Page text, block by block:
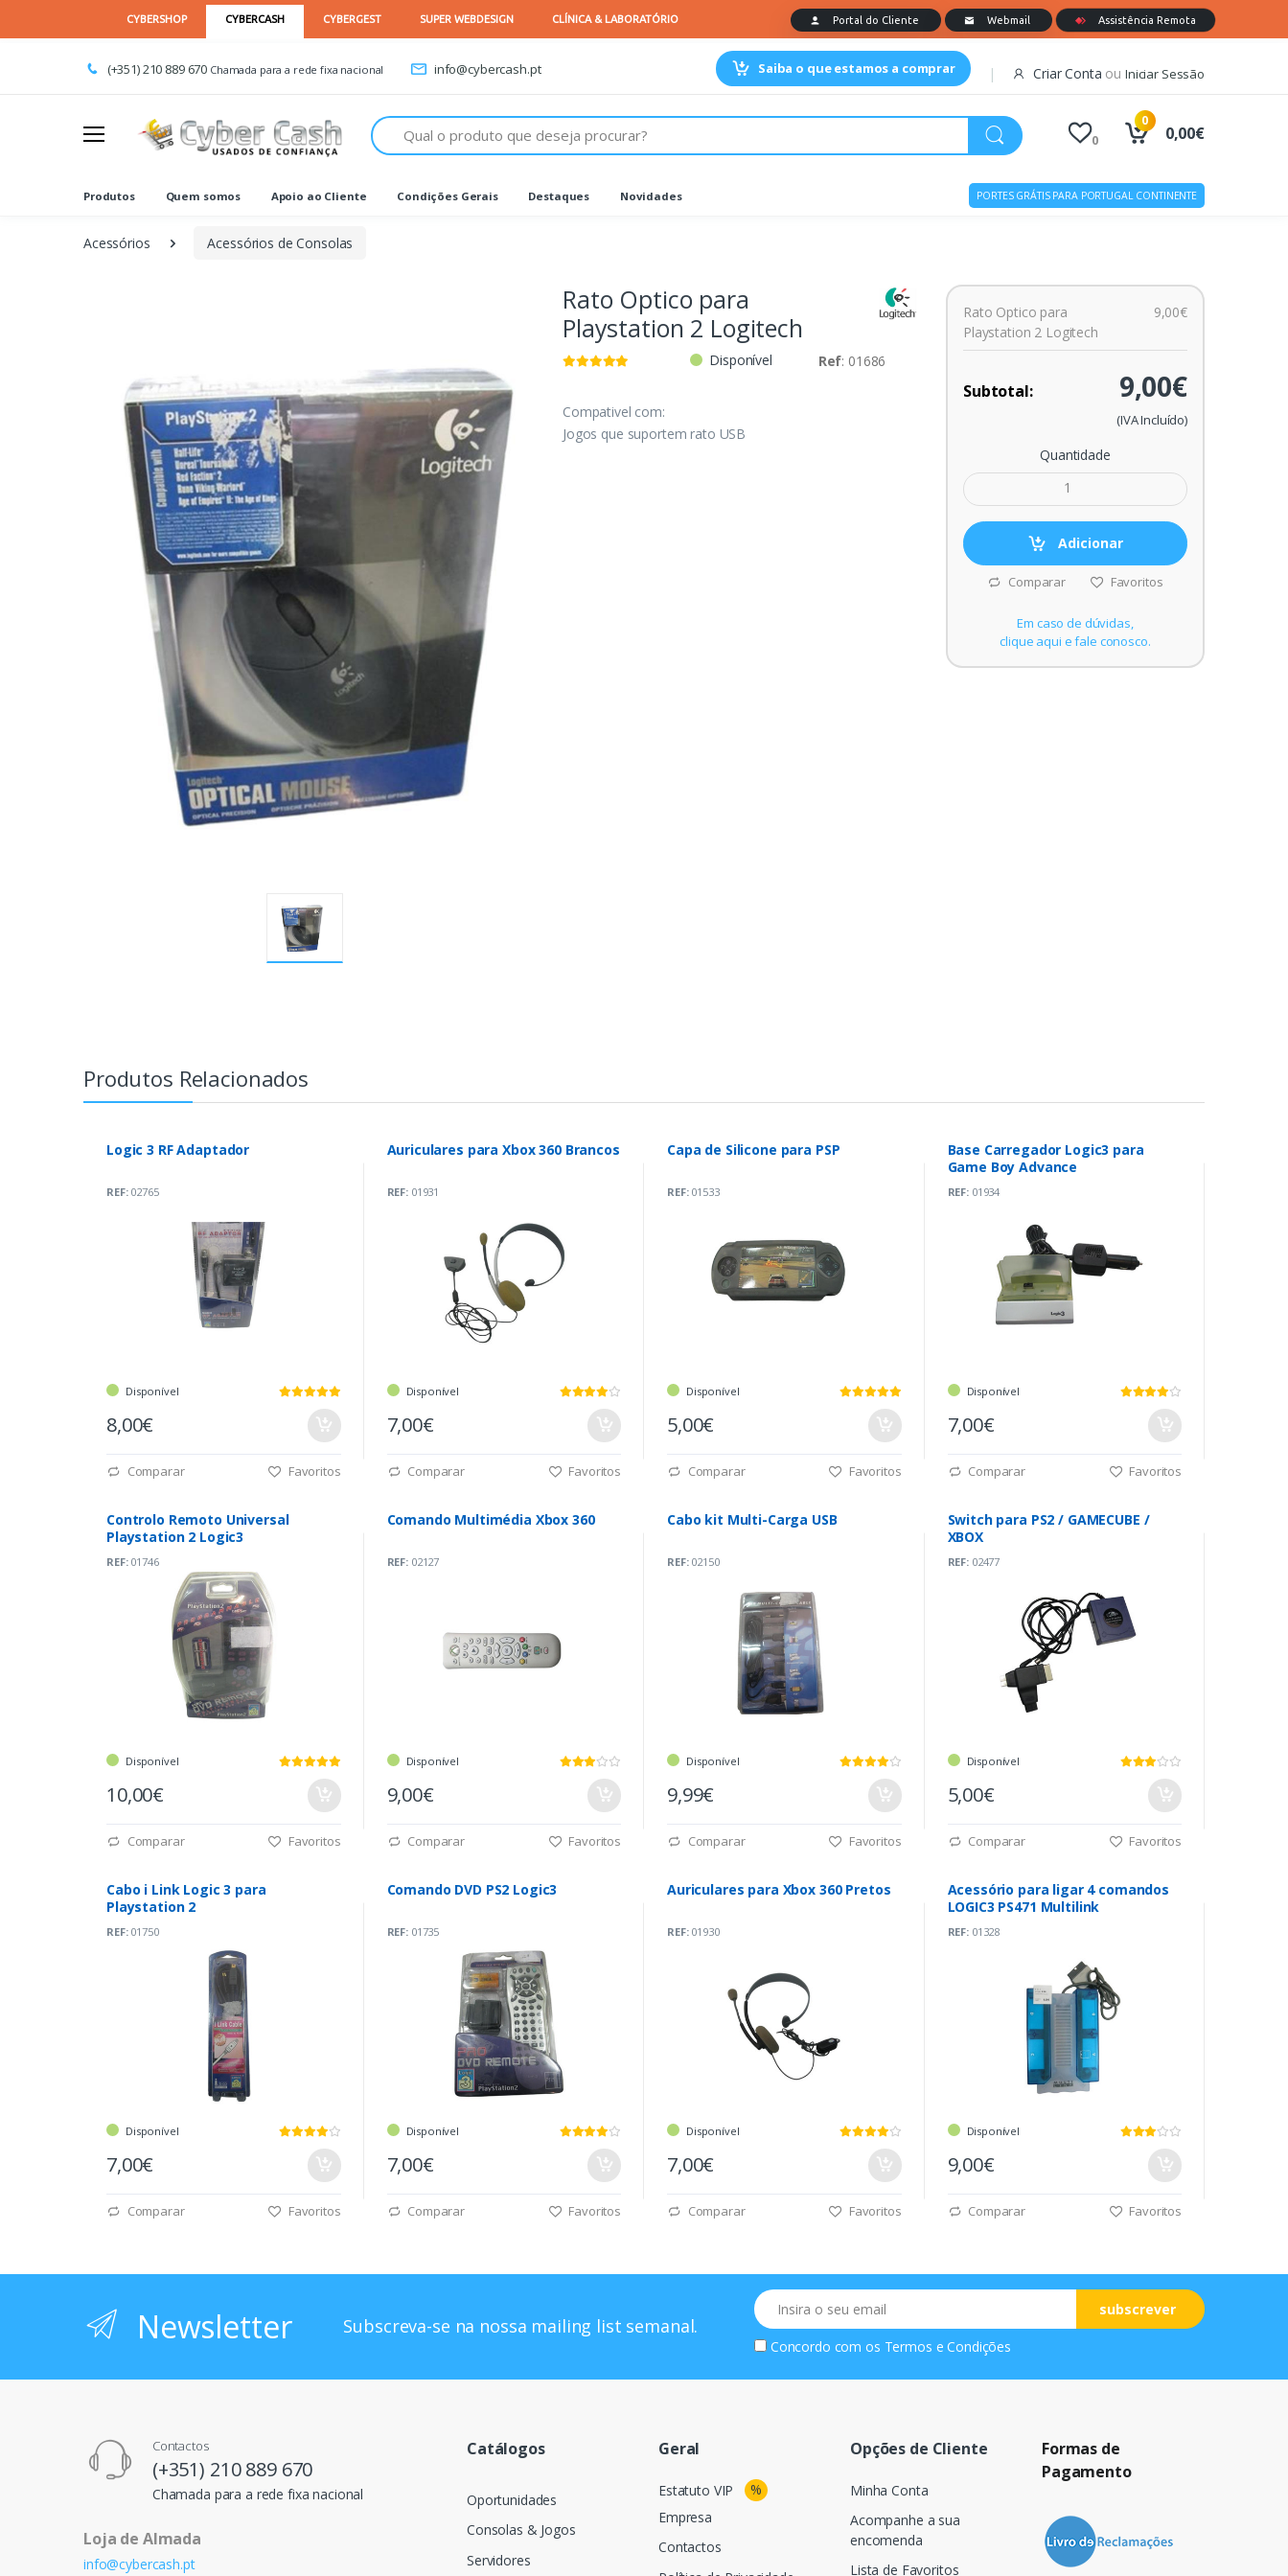
(+351) 210 889 670 Chamada para a rede fixa nacional info@cybercash.pt Saiba o que estamos a comprar Criar Conta ouIniciar Sessão
Procurar
0
0
0,00€
Produtos Quem somos Apoio ao Cliente Condições Gerais Destaques Novidades PORTES GRÁTIS PARA PORTUGAL CONTINENTE
Acessórios Acessórios de Consolas
Rato Optico para
Playstation 2 Logitech
Disponível Ref: 01686
Compativel com:
Jogos que suportem rato USB
Rato Optico para
Playstation 2 Logitech
9,00€
Subtotal: 9,00€
(IVA Incluído)
Quantidade
Adicionar
Comparar Favoritos
Em caso de dúvidas,
clique aqui e fale conosco.
Produtos Relacionados
Logic 3 RF Adaptador
REF:02765
Disponível
8,00€
Comparar Favoritos
Auriculares para Xbox 360 Brancos
REF:01931
Disponível
7,00€
Comparar Favoritos
Capa de Silicone para PSP
REF:01533
Disponível
5,00€
Comparar Favoritos
Base Carregador Logic3 para
Game Boy Advance
REF:01934
Disponível
7,00€
Comparar Favoritos
Controlo Remoto Universal
Playstation 2 Logic3
REF:01746
Disponível
10,00€
Comparar Favoritos
Comando Multimédia Xbox 360
REF:02127
Disponível
9,00€
Comparar Favoritos
Cabo kit Multi-Carga USB
REF:02150
Disponível
9,99€
Comparar Favoritos
Switch para PS2 / GAMECUBE /
XBOX
REF:02477
Disponível
5,00€
Comparar Favoritos
Cabo i Link Logic 3 para
Playstation 2
REF:01750
Disponível
7,00€
Comparar Favoritos
Comando DVD PS2 Logic3
REF:01735
Disponível
7,00€
Comparar Favoritos
Auriculares para Xbox 360 Pretos
REF:01930
Disponível
7,00€
Comparar Favoritos
Acessório para ligar 4 comandos
LOGIC3 PS471 Multilink
REF:01328
Disponível
9,00€
Comparar Favoritos
Newsletter Subscreva-se na nossa mailing list semanal.
Email
subscrever
Concordo com os Termos e Condições
Contactos
(+351) 210 889 670
Chamada para a rede fixa nacional
Loja de Almada
info@cybercash.pt
Catálogos
Oportunidades
Consolas & Jogos
Servidores
Geral
Estatuto VIP
%
Empresa
Contactos
Opções de Cliente
Minha Conta
Acompanhe a sua
encomenda
Lista de Favoritos
Formas de
Pagamento